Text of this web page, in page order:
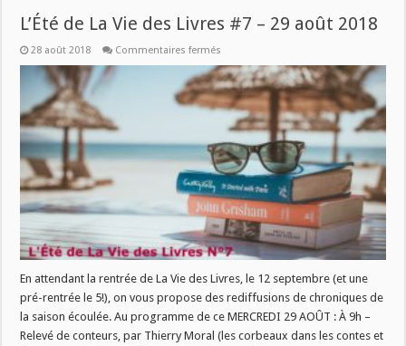
L’Été de La Vie des Livres #7 – 29 août 2018
28 août 2018 Commentaires fermés
de
La
Vie
des
Livres
#7
–
29
août
2018
En attendant la rentrée de La Vie des Livres, le 12 septembre (et une
pré-rentrée le 5!), on vous propose des rediffusions de chroniques de
la saison écoulée. Au programme de ce MERCREDI 29 AOÛT : À 9h –
Relevé de conteurs, par Thierry Moral (les corbeaux dans les contes et